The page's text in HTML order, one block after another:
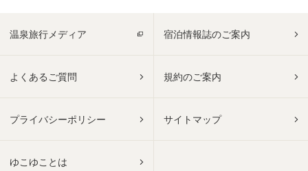
温泉旅行メディア 宿泊情報誌のご案内
よくあるご質問 規約のご案内
プライバシーポリシー サイトマップ
ゆこゆことは